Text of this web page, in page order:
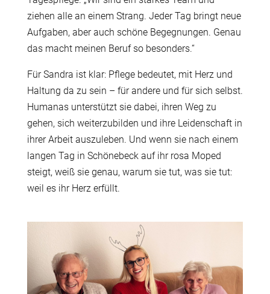
ziehen alle an einem Strang. Jeder Tag bringt neue
Aufgaben, aber auch schöne Begegnungen. Genau
das macht meinen Beruf so besonders.“
Für Sandra ist klar: Pflege bedeutet, mit Herz und
Haltung da zu sein – für andere und für sich selbst.
Humanas unterstützt sie dabei, ihren Weg zu
gehen, sich weiterzubilden und ihre Leidenschaft in
ihrer Arbeit auszuleben. Und wenn sie nach einem
langen Tag in Schönebeck auf ihr rosa Moped
steigt, weiß sie genau, warum sie tut, was sie tut:
weil es ihr Herz erfüllt.